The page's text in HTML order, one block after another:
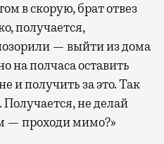
в скорую, брат отвез
получается,
— выйти из дома
на полчаса оставить
и получить за это. Так
Получается, не делай
— проходи мимо?»